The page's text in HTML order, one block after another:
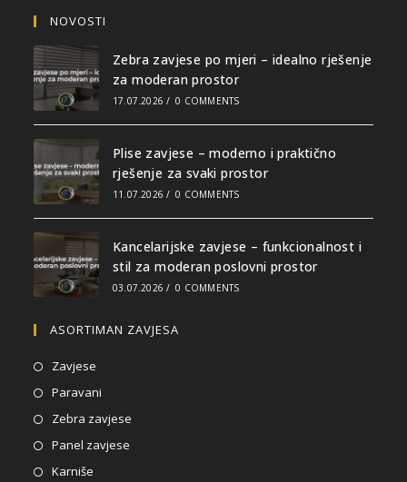
NOVOSTI
Zebra zavjese po mjeri – idealno rješenje
za moderan prostor
17.07.2026 / 0 COMMENTS
Plise zavjese – moderno i praktično
rješenje za svaki prostor
11.07.2026 / 0 COMMENTS
Kancelarijske zavjese – funkcionalnost i
stil za moderan poslovni prostor
03.07.2026 / 0 COMMENTS
ASORTIMAN ZAVJESA
Zavjese
Paravani
Zebra zavjese
Panel zavjese
Karniše